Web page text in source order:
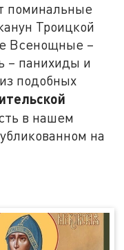
поминальные
Троицкой
Всенощные –
– панихиды и
подобных
в нашем
на